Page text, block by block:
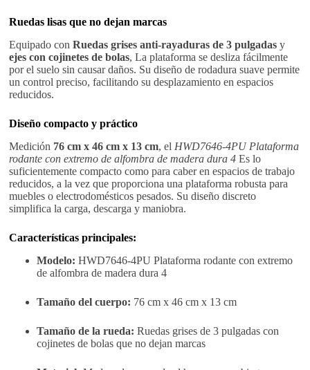
Ruedas lisas que no dejan marcas
Equipado conRuedas grises anti-rayaduras de 3 pulgadas y
ejes con cojinetes de bolas, La plataforma se desliza fácilmente
por el suelo sin causar daños. Su diseño de rodadura suave permite
un control preciso, facilitando su desplazamiento en espacios
reducidos.
Diseño compacto y práctico
Medición 76 cm x 46 cm x 13 cm, el HWD7646-4PU Plataforma
rodante con extremo de alfombra de madera dura 4 Es lo
suficientemente compacto como para caber en espacios de trabajo
reducidos, a la vez que proporciona una plataforma robusta para
muebles o electrodomésticos pesados. Su diseño discreto
simplifica la carga, descarga y maniobra.
Características principales:
Modelo: HWD7646-4PU Plataforma rodante con extremo
de alfombra de madera dura 4
Tamaño del cuerpo: 76 cm x 46 cm x 13 cm
Tamaño de la rueda: Ruedas grises de 3 pulgadas con
cojinetes de bolas que no dejan marcas